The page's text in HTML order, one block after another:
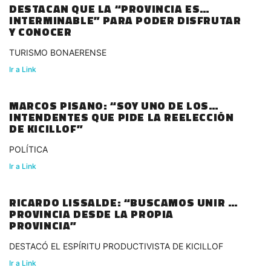
DESTACAN QUE LA “PROVINCIA ES
INTERMINABLE” PARA PODER DISFRUTAR
Y CONOCER
TURISMO BONAERENSE
Ir a Link
MARCOS PISANO: “SOY UNO DE LOS
INTENDENTES QUE PIDE LA REELECCIÓN
DE KICILLOF”
POLÍTICA
Ir a Link
RICARDO LISSALDE: “BUSCAMOS UNIR LA
PROVINCIA DESDE LA PROPIA
PROVINCIA”
DESTACÓ EL ESPÍRITU PRODUCTIVISTA DE KICILLOF
Ir a Link